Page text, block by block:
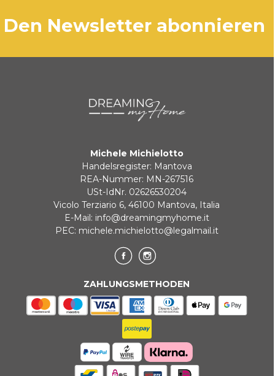
den Newsletter abonnieren
Michele Michielotto
Handelsregister: Mantova
REA-Nummer: MN-267516
USt-IdNr. 02626530204
Vicolo Terziario 6, 46100 Mantova, Italia
E-Mail: info@dreamingmyhome.it
PEC: michele.michielotto@legalmail.it
ZAHLUNGSMETHODEN